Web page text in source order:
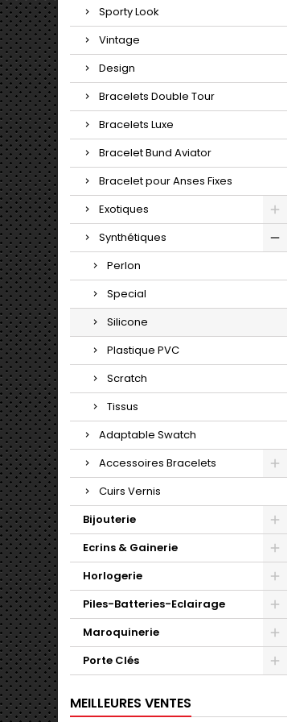
Sporty Look
Vintage
Design
Bracelets Double Tour
Bracelets Luxe
Bracelet Bund Aviator
Bracelet pour Anses Fixes
Exotiques
Synthétiques
Perlon
Special
Silicone
Plastique PVC
Scratch
Tissus
Adaptable Swatch
Accessoires Bracelets
Cuirs Vernis
Bijouterie
Ecrins & Gainerie
Horlogerie
Piles-Batteries-Eclairage
Maroquinerie
Porte Clés
MEILLEURES VENTES